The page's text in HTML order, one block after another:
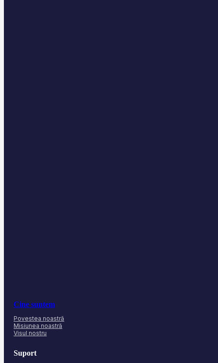
Cine suntem
Povestea noastră
Misiunea noastră
Visul nostru
Suport